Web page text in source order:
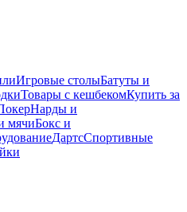
Игровые столыБатуты и
Товары с кешбекомКупить за
Нарды и
мячиБокс и
ДартсСпортивные